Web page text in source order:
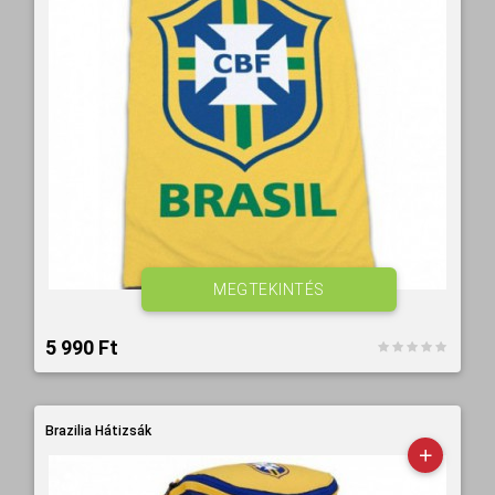
5 990 Ft‎
MEGTEKINTÉS
Brazilia Hátizsák